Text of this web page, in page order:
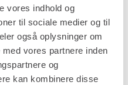
vores indhold og
til sociale medier og til
også oplysninger om
vores partnere inden
og
kan kombinere disse
DKK 496,00